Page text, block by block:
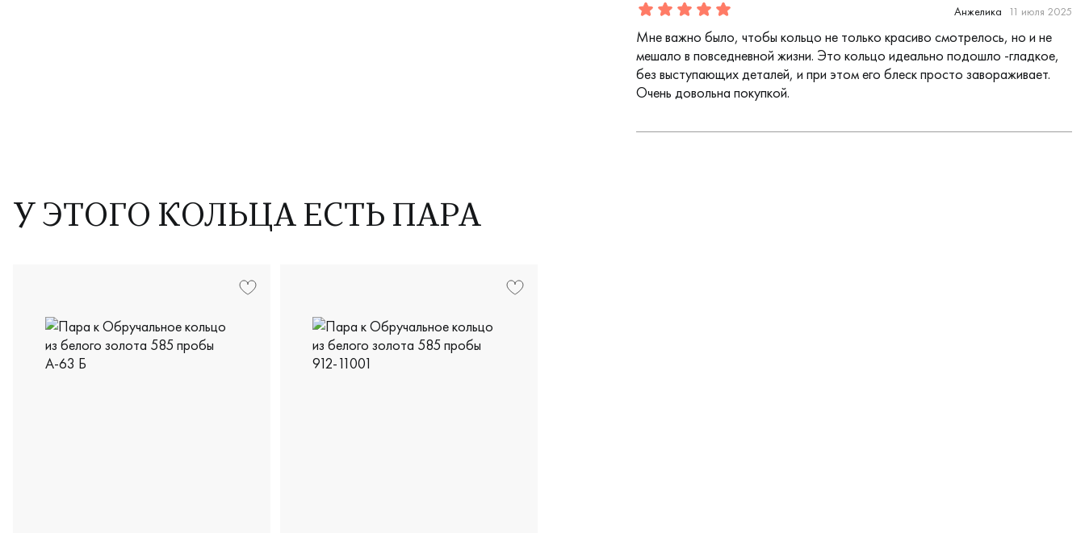
Отзыв
1
5.0
5 Анжелика 11 июля 2025
Мне важно было, чтобы кольцо не только красиво смотрелось, но и не
мешало в повседневной жизни. Это кольцо идеально подошло -гладкое,
без выступающих деталей, и при этом его блеск просто завораживает.
Очень довольна покупкой.
У ЭТОГО КОЛЬЦА ЕСТЬ ПАРА